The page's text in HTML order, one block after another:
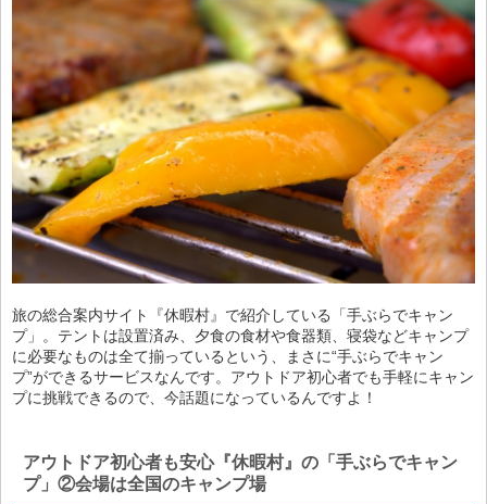
旅の総合案内サイト『休暇村』で紹介している「手ぶらでキャン
プ」。テントは設置済み、夕食の食材や食器類、寝袋などキャンプ
に必要なものは全て揃っているという、まさに“手ぶらでキャン
プ”ができるサービスなんです。アウトドア初心者でも手軽にキャン
プに挑戦できるので、今話題になっているんですよ！
アウトドア初心者も安心『休暇村』の「手ぶらでキャン
プ」②会場は全国のキャンプ場